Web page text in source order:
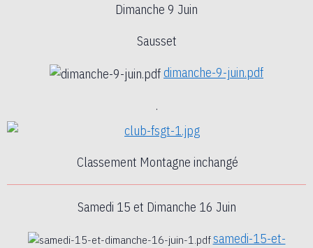
Dimanche 9 Juin
Sausset
dimanche-9-juin.pdf
.
Classement Montagne inchangé
Samedi 15 et Dimanche 16 Juin
samedi-15-et-